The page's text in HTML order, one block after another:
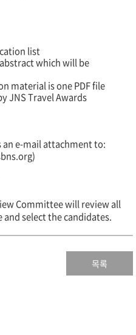
list
which will be
material is one PDF file
JNS Travel Awards
an e-mail attachment to:
Committee will review all
select the candidates.
목록